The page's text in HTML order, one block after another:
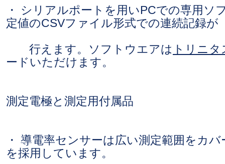
・ シリアルポートを用いPCでの専用ソ
定値のCSVファイル形式での連続記録が
行えます。ソフトウエアは トリニタ
ードいただけます。
測定電極と測定用付属品
・ 導電率センサーは広い測定範囲をカ
を採用しています。